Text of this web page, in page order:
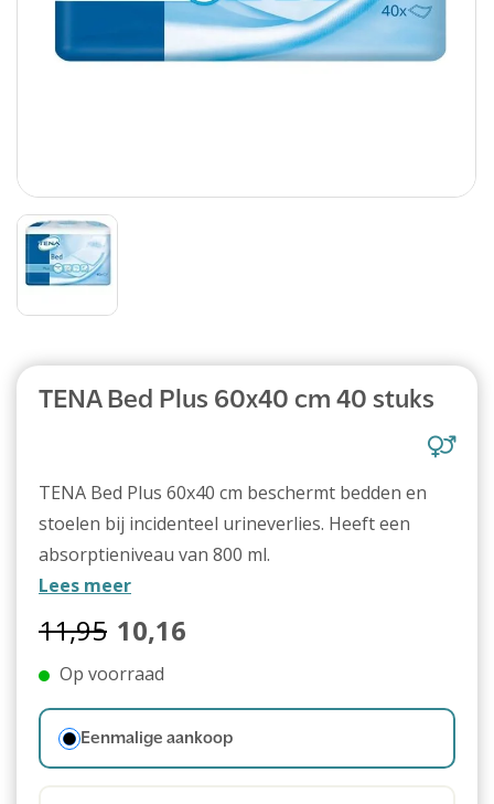
TENA Bed Plus 60x40 cm 40 stuks
TENA Bed Plus 60x40 cm beschermt bedden en
stoelen bij incidenteel urineverlies. Heeft een
absorptieniveau van 800 ml.
Lees meer
11,95 10,16
Op voorraad
Eenmalige aankoop